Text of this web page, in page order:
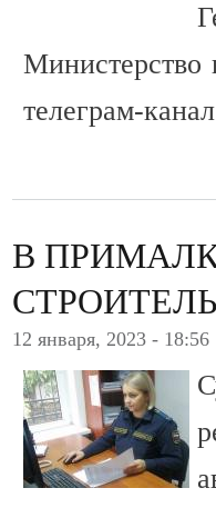
телеграм-
В
12 января, 2023 - 18:56